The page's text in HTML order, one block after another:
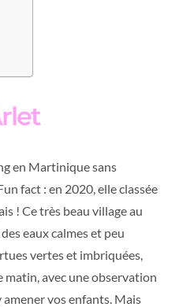
en Martinique sans
fact : en 2020, elle classée
! Ce très beau village au
eaux calmes et peu
vertes et imbriquées,
avec une observation
vos enfants. Mais